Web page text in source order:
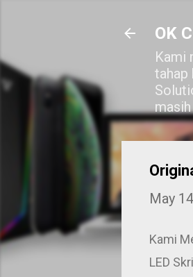
OK
Kami
tahap
May
Kami
LED